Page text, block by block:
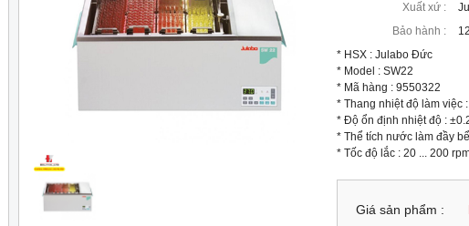
Xuất xứ :
Bảo hành :
* HSX : Julabo Đức
* Model : SW22
* Mã hàng : 9550322
* Thang nhiệt độ làm việc
* Độ ổn định nhiệt độ :
* Thể tích nước làm đầy
* Tốc độ lắc : 20 ... 200
Giá sản phẩm :